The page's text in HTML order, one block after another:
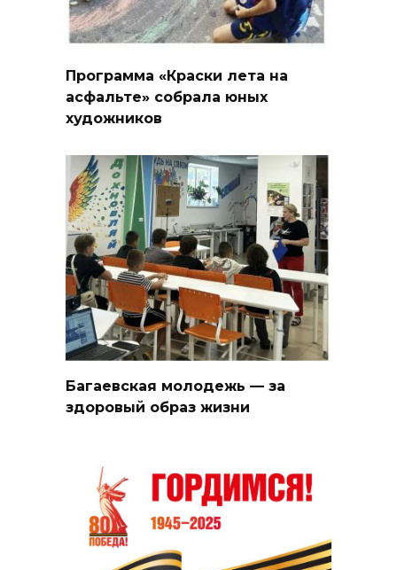
Программа «Краски лета на
асфальте» собрала юных
художников
Багаевская молодежь — за
здоровый образ жизни